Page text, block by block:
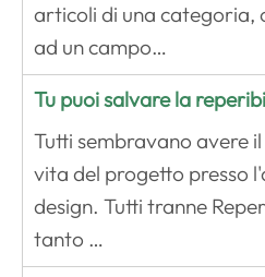
articoli di una categoria,
ad un campo…
Tu puoi salvare la
Tutti sembravano avere
vita del progetto presso
design. Tutti tranne
tanto …